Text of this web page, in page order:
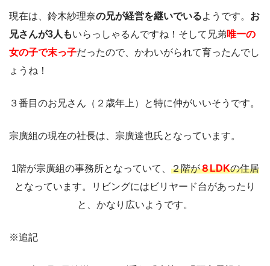
現在は、鈴木紗理奈の兄が経営を継いでいるようです。 お
兄さんが3人もいらっしゃるんですね！そして兄弟唯一の
女の子で末っ子だったので、かわいがられて育ったんでし
ょうね！
３番目のお兄さん（２歳年上）と特に仲がいいそうです。
宗廣組の現在の社長は、宗廣達也氏となっています。
1階が宗廣組の事務所となっていて、 ２階が８LDKの住居
となっています。リビングにはビリヤード台があったり
と、かなり広いようです。
※追記